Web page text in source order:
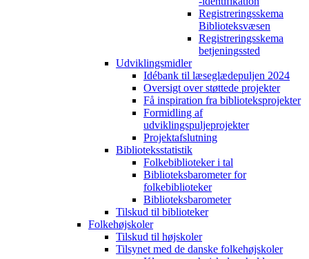
Registreringsskema
Biblioteksvæsen
Registreringsskema
betjeningssted
Udviklingsmidler
Idébank til læseglædepuljen 2024
Oversigt over støttede projekter
Få inspiration fra biblioteksprojekter
Formidling af
udviklingspuljeprojekter
Projektafslutning
Biblioteksstatistik
Folkebiblioteker i tal
Biblioteksbarometer for
folkebiblioteker
Biblioteksbarometer
Tilskud til biblioteker
Folkehøjskoler
Tilskud til højskoler
Tilsynet med de danske folkehøjskoler